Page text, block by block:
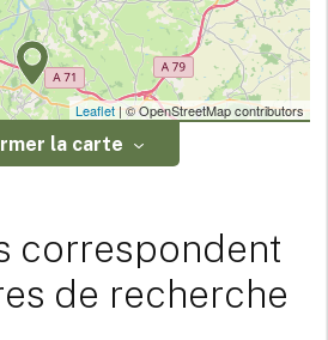
Leaflet| © OpenStreetMap contributors
la carte
correspondent
de recherche